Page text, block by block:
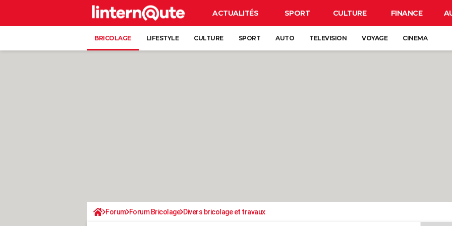
ACTUALITÉS SPORT CULTURE FINANCE
BRICOLAGE LIFESTYLE CULTURE SPORT AUTO TELEVISION VOYAGE CINEMA
Forum Forum Bricolage Divers bricolage et travaux